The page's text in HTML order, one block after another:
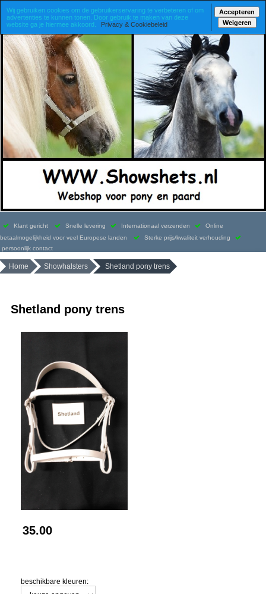
Klant gericht Snelle levering Internationaal verzenden
Online
betaalmogelijkheid voor veel Europese landen
Sterke prijs/kwaliteit verhouding
persoonlijk contact
Home Showhalsters Shetland pony trens
Shetland pony trens
35.00
beschikbare kleuren:
Wij gebruiken cookies om de gebruikerservaring te verbeteren of om
advertenties te kunnen tonen. Door gebruik te maken van deze
website ga je hiermee akkoord.
Privacy & Cookiebeleid
Accepteren
Weigeren